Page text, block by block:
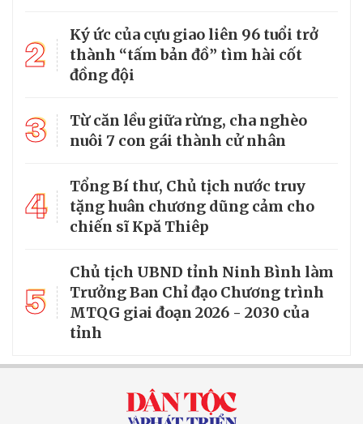
2
Ký ức của cựu giao liên 96 tuổi trở
thành “tấm bản đồ” tìm hài cốt
đồng đội
3
Từ căn lều giữa rừng, cha nghèo
nuôi 7 con gái thành cử nhân
4
Tổng Bí thư, Chủ tịch nước truy
tặng huân chương dũng cảm cho
chiến sĩ Kpă Thiêp
5
Chủ tịch UBND tỉnh Ninh Bình làm
Trưởng Ban Chỉ đạo Chương trình
MTQG giai đoạn 2026 - 2030 của
tỉnh